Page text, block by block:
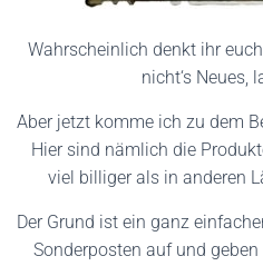
Wahrscheinlich denkt ihr
nicht‘s Neues,
Aber jetzt komme ich zu dem
Hier sind nämlich die
viel billiger als in anderen
Der Grund ist ein ganz
Sonderposten auf und